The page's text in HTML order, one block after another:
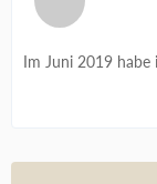
Im Juni 2019